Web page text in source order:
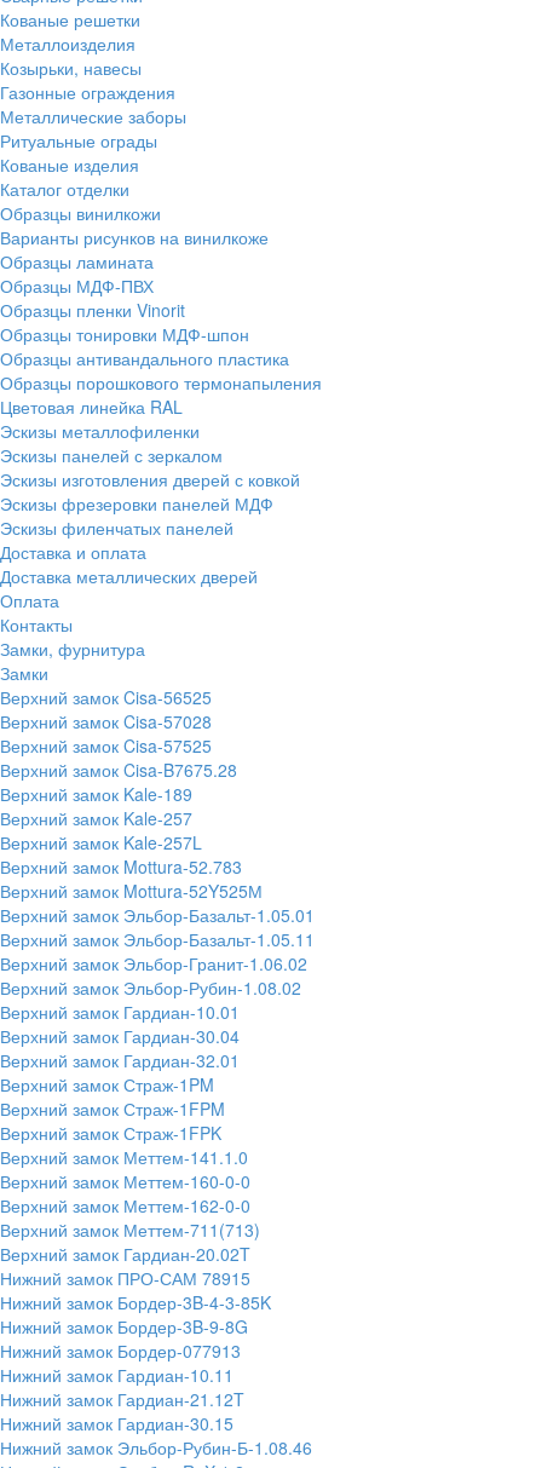
Кованые решетки
Металлоизделия
Козырьки, навесы
Газонные ограждения
Металлические заборы
Ритуальные ограды
Кованые изделия
Каталог отделки
Образцы винилкожи
Варианты рисунков на винилкоже
Образцы ламината
Образцы МДФ-ПВХ
Образцы пленки Vinorit
Образцы тонировки МДФ-шпон
Образцы антивандального пластика
Образцы порошкового термонапыления
Цветовая линейка RAL
Эскизы металлофиленки
Эскизы панелей с зеркалом
Эскизы изготовления дверей с ковкой
Эскизы фрезеровки панелей МДФ
Эскизы филенчатых панелей
Доставка и оплата
Доставка металлических дверей
Оплата
Контакты
Замки, фурнитура
Замки
Верхний замок Cisa-56525
Верхний замок Cisa-57028
Верхний замок Cisa-57525
Верхний замок Cisa-B7675.28
Верхний замок Kale-189
Верхний замок Kale-257
Верхний замок Kale-257L
Верхний замок Mottura-52.783
Верхний замок Mottura-52Y525М
Верхний замок Эльбор-Базальт-1.05.01
Верхний замок Эльбор-Базальт-1.05.11
Верхний замок Эльбор-Гранит-1.06.02
Верхний замок Эльбор-Рубин-1.08.02
Верхний замок Гардиан-10.01
Верхний замок Гардиан-30.04
Верхний замок Гардиан-32.01
Верхний замок Страж-1PM
Верхний замок Страж-1FPM
Верхний замок Страж-1FPK
Верхний замок Меттем-141.1.0
Верхний замок Меттем-160-0-0
Верхний замок Меттем-162-0-0
Верхний замок Меттем-711(713)
Верхний замок Гардиан-20.02T
Нижний замок ПРО-САМ 78915
Нижний замок Бордер-3B-4-3-85K
Нижний замок Бордер-3B-9-8G
Нижний замок Бордер-077913
Нижний замок Гардиан-10.11
Нижний замок Гардиан-21.12T
Нижний замок Гардиан-30.15
Нижний замок Эльбор-Рубин-Б-1.08.46